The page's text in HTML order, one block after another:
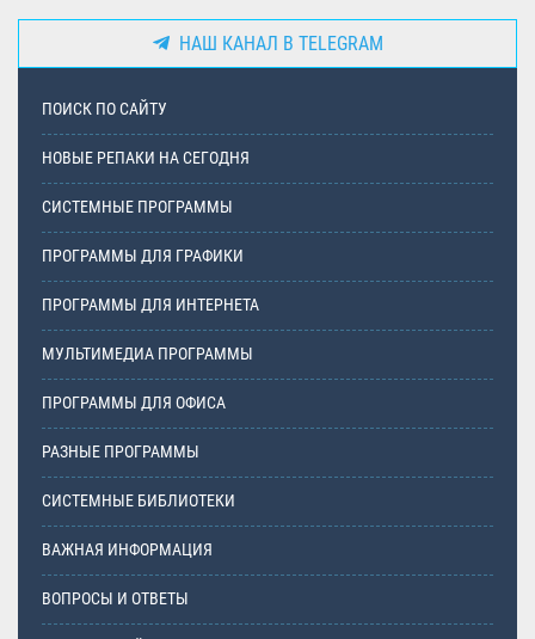
НАШ КАНАЛ В TELEGRAM
ПОИСК ПО САЙТУ
НОВЫЕ РЕПАКИ НА СЕГОДНЯ
СИСТЕМНЫЕ ПРОГРАММЫ
ПРОГРАММЫ ДЛЯ ГРАФИКИ
ПРОГРАММЫ ДЛЯ ИНТЕРНЕТА
МУЛЬТИМЕДИА ПРОГРАММЫ
ПРОГРАММЫ ДЛЯ ОФИСА
РАЗНЫЕ ПРОГРАММЫ
СИСТЕМНЫЕ БИБЛИОТЕКИ
ВАЖНАЯ ИНФОРМАЦИЯ
ВОПРОСЫ И ОТВЕТЫ